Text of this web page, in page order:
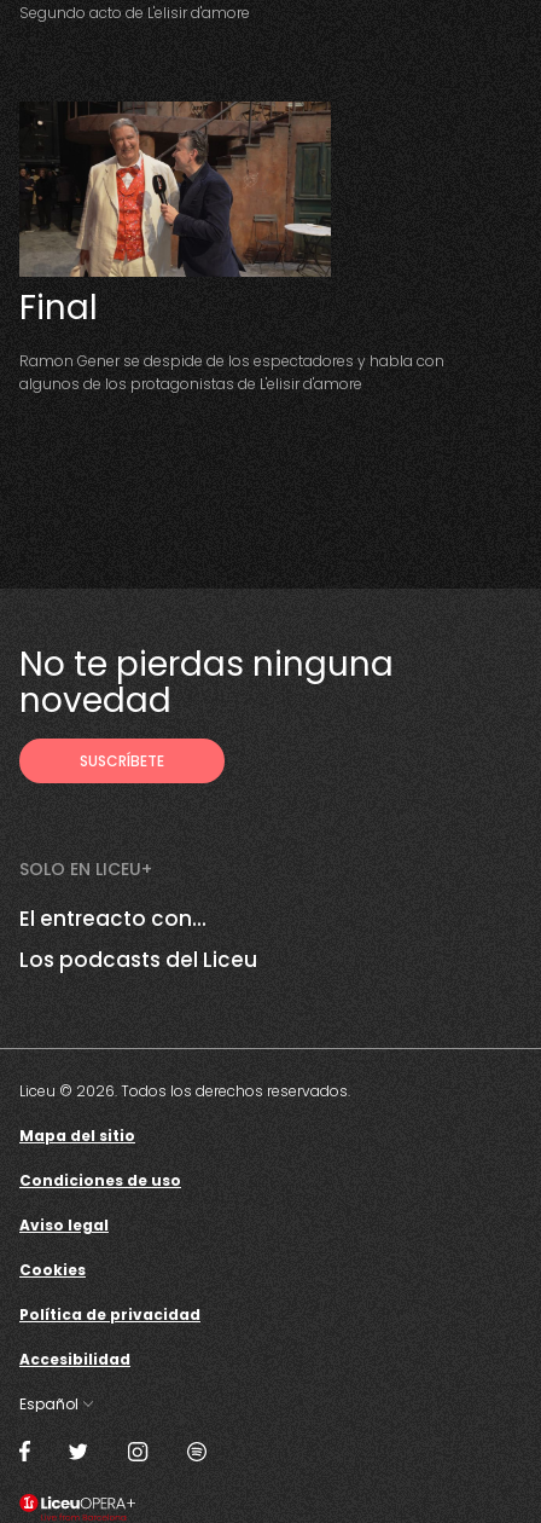
Segundo acto de L'elisir d'amore
Final
Ramon Gener se despide de los espectadores y habla con
algunos de los protagonistas de L'elisir d'amore
No te pierdas ninguna
novedad
SOLO EN LICEU+
El entreacto con...
Los podcasts del Liceu
Liceu © 2026. Todos los derechos reservados.
Mapa del sitio
Condiciones de uso
Aviso legal
Cookies
Política de privacidad
Accesibilidad
Español